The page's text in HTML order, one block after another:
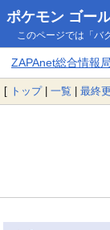
ポケモン ゴー
このページでは「バ
ZAPAnet総合情報局
[ トップ| 一覧 | 最終